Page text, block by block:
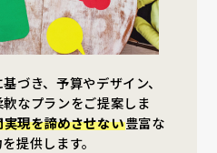
づき、予算やデザイン、
なプランをご提案しま
現を諦めさせない豊富な
提供します。